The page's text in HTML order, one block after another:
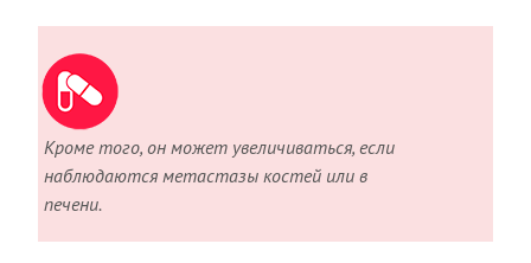
Кроме того, он может увеличиваться, если
наблюдаются метастазы костей или в
печени.